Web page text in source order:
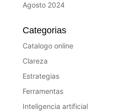
Agosto 2024
Categorias
Catalogo online
Clareza
Estrategias
Ferramentas
Inteligencia artificial